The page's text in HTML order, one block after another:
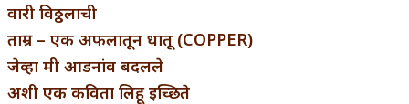
वारी विठ्ठलाची
ताम्र – एक अफलातून धातू (COPPER)
जेव्हा मी आडनांव बदलले
अशी एक कविता लिहू इच्छिते